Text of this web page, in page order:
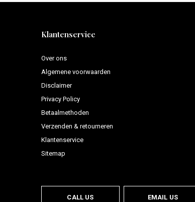
Klantenservice
Over ons
Algemene voorwaarden
Disclaimer
Privacy Policy
Betaalmethoden
Verzenden & retourneren
Klantenservice
Sitemap
CALL US EMAIL US